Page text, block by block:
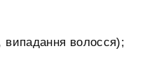
випадання волосся);